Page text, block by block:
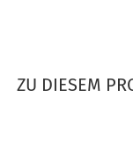
ZU DIESEM